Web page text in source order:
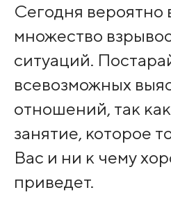
Сегодня вероятно
множество
ситуаций.
всевозможных
отношений, так
занятие, которое
Вас и ни к чему
приведет.